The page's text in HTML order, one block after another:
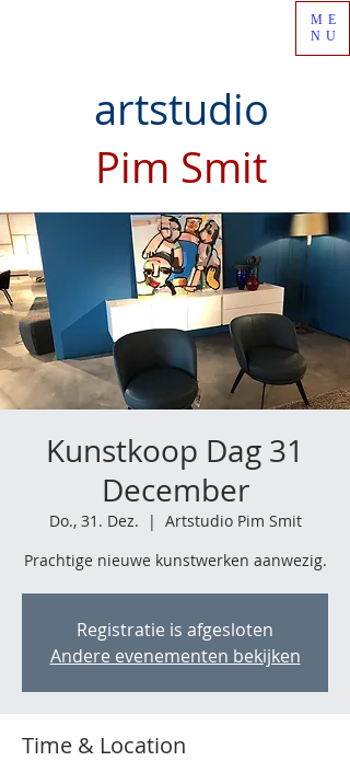
artstudio
Pim Smit
ME
NU
Kunstkoop Dag 31
December
Do., 31. Dez.
  |
Artstudio Pim Smit
Prachtige nieuwe kunstwerken aanwezig.
Registratie is afgesloten
Andere evenementen bekijken
Time & Location